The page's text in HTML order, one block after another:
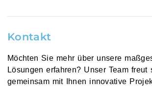
Kontakt
Möchten Sie mehr über unsere
Lösungen erfahren? Unser Team freut
gemeinsam mit Ihnen innovative